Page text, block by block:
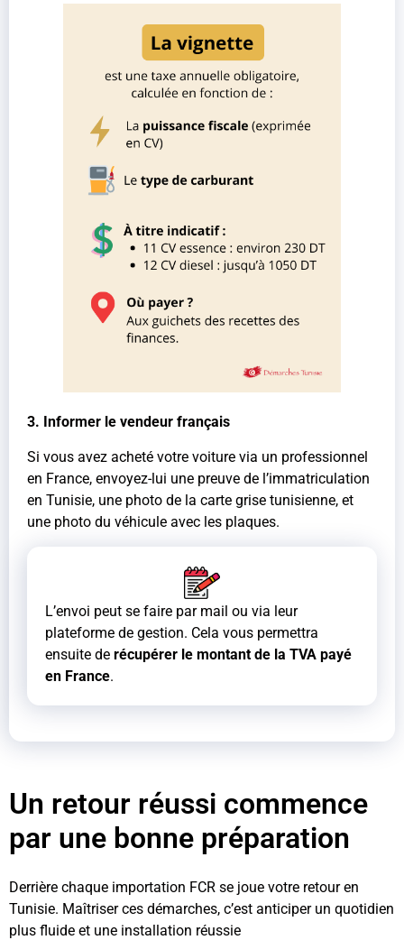
3. Informer le vendeur français
Si vous avez acheté votre voiture via un professionnel
en France, envoyez-lui une preuve de l’immatriculation
en Tunisie, une photo de la carte grise tunisienne, et
une photo du véhicule avec les plaques.
L’envoi peut se faire par mail ou via leur
plateforme de gestion. Cela vous permettra
ensuite de récupérer le montant de la TVA payé
en France.
Un retour réussi commence
par une bonne préparation
Derrière chaque importation FCR se joue votre retour en
Tunisie. Maîtriser ces démarches, c’est anticiper un quotidien
plus fluide et une installation réussie